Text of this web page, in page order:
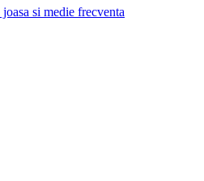
si medie frecventa